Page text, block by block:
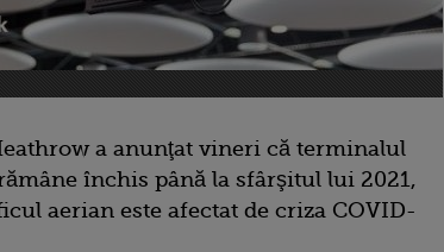
a anunţat vineri că terminalul
închis până la sfârşitul lui 2021,
aerian este afectat de criza COVID-